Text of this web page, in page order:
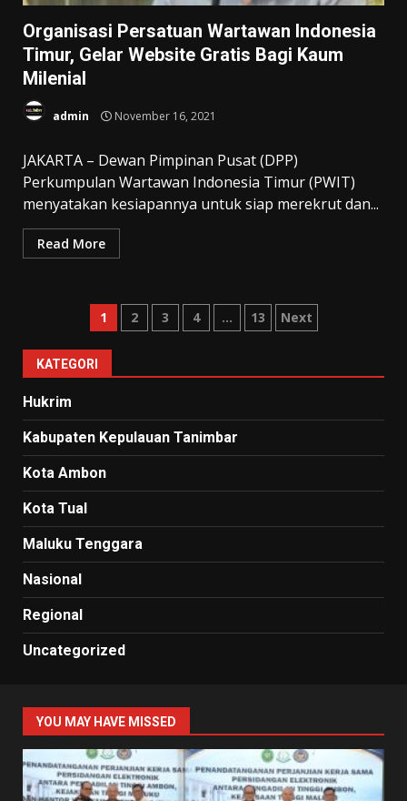
Organisasi Persatuan Wartawan Indonesia
Timur, Gelar Website Gratis Bagi Kaum
Milenial
admin November 16, 2021
JAKARTA – Dewan Pimpinan Pusat (DPP)
Perkumpulan Wartawan Indonesia Timur (PWIT)
menyatakan kesiapannya untuk siap merekrut dan...
Read More
Paginasi
pos
1 2 3 4 … 13 Next
KATEGORI
Hukrim
Kabupaten Kepulauan Tanimbar
Kota Ambon
Kota Tual
Maluku Tenggara
Nasional
Regional
Uncategorized
YOU MAY HAVE MISSED